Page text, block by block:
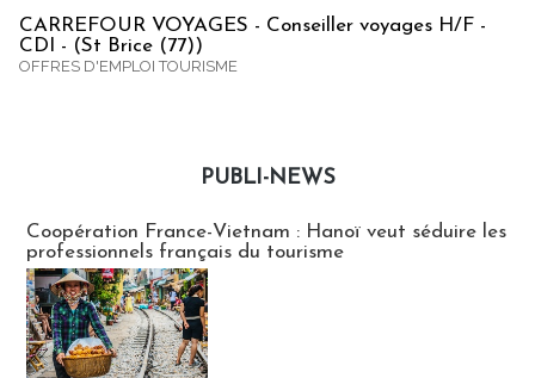
CARREFOUR VOYAGES - Conseiller voyages H/F -
CDI - (St Brice (77))
OFFRES D'EMPLOI TOURISME
PUBLI-NEWS
Coopération France-Vietnam : Hanoï veut séduire les
professionnels français du tourisme